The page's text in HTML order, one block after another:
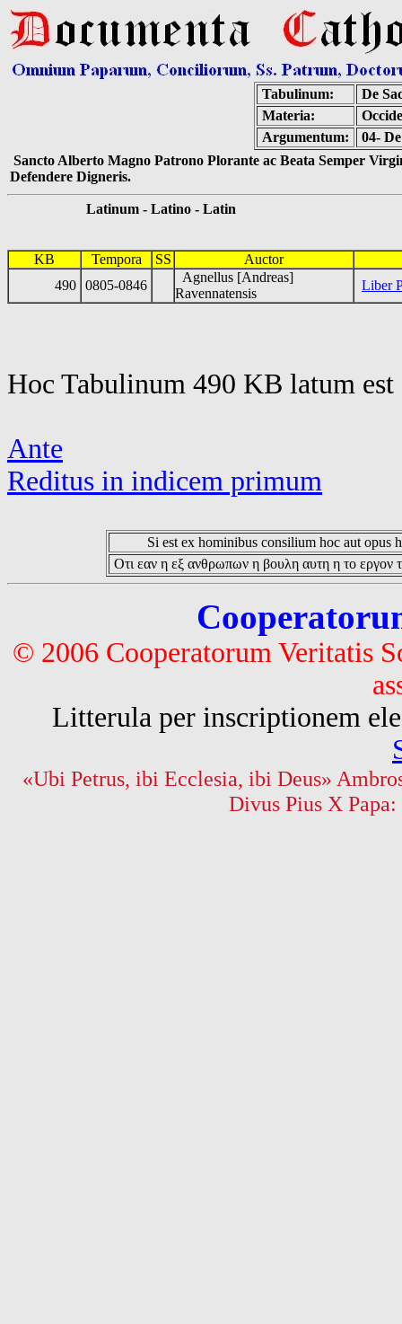
Tabulinum:
De
Materia:
Argumentum:
04-
Sancto Alberto Magno Patrono Plorante ac Beata Semper
Defendere Digneris.
Latinum - Latino - Latin
KB Tempora SS
Auctor
490 0805-0846
Agnellus [Andreas]
Ravennatensis
Liber
Hoc Tabulinum 490 KB latum
Ante
Reditus in indicem primum
Si est ex hominibus consilium hoc aut opus
Οτι εαν η εξ ανθρωπων η βουλη αυτη η το εργον
© 2006 Cooperatorum Veritatis
Litterula per inscriptionem
«Ubi Petrus, ibi Ecclesia, ibi Deus»
Divus Pius X Papa: